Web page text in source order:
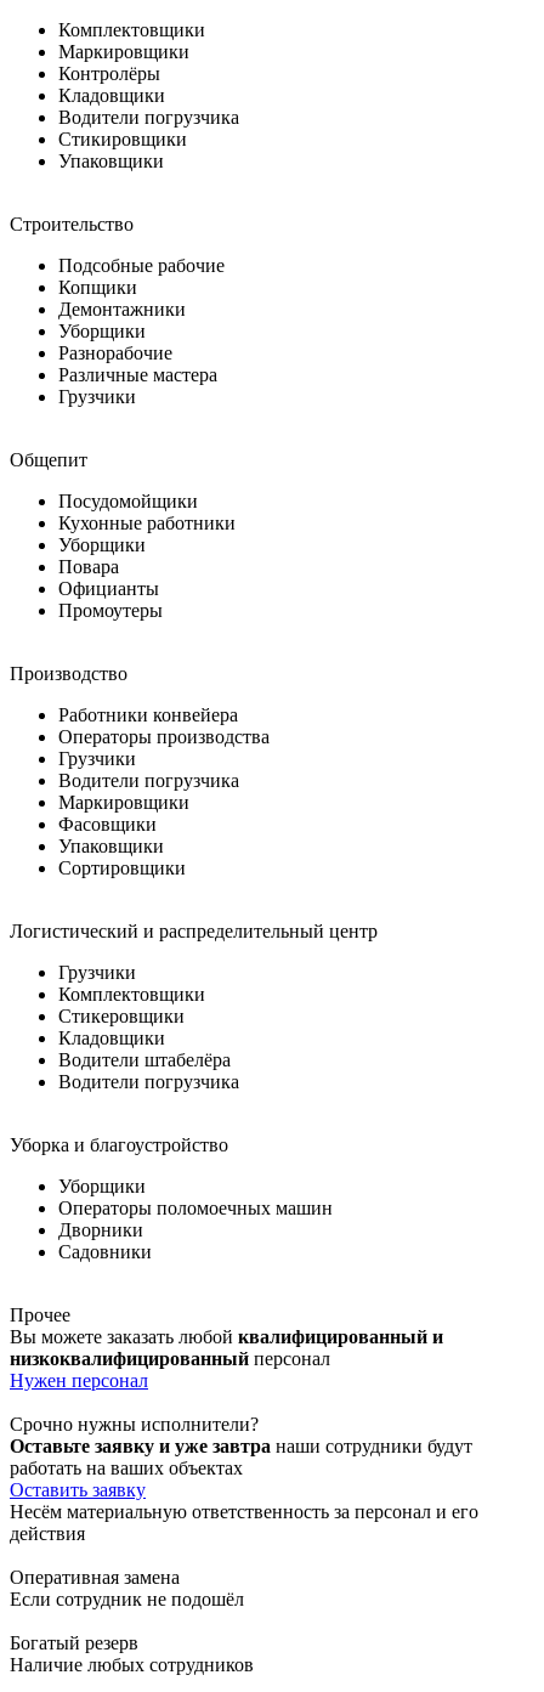
Комплектовщики
Маркировщики
Контролёры
Кладовщики
Водители погрузчика
Стикировщики
Упаковщики
Строительство
Подсобные рабочие
Копщики
Демонтажники
Уборщики
Разнорабочие
Различные мастера
Грузчики
Общепит
Посудомойщики
Кухонные работники
Уборщики
Повара
Официанты
Промоутеры
Производство
Работники конвейера
Операторы производства
Грузчики
Водители погрузчика
Маркировщики
Фасовщики
Упаковщики
Сортировщики
Логистический и распределительный центр
Грузчики
Комплектовщики
Стикеровщики
Кладовщики
Водители штабелёра
Водители погрузчика
Уборка и благоустройство
Уборщики
Операторы поломоечных машин
Дворники
Садовники
Прочее
Вы можете заказать любой квалифицированный и
низкоквалифицированный персонал
Нужен персонал
Срочно нужны исполнители?
Оставьте заявку и уже завтра наши сотрудники будут
работать на ваших объектах
Оставить заявку
Несём материальную ответственность за персонал и его
действия
Оперативная замена
Если сотрудник не подошёл
Богатый резерв
Наличие любых сотрудников